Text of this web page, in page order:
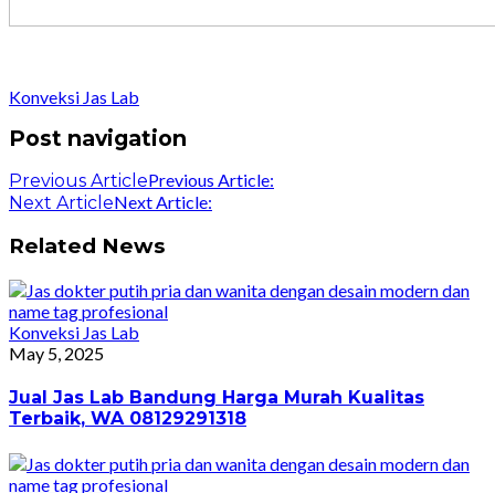
Konveksi Jas Lab
Post navigation
Previous ArticlePrevious Article:
Next ArticleNext Article:
Related News
Konveksi Jas Lab
May 5, 2025
Jual Jas Lab Bandung Harga Murah Kualitas
Terbaik, WA 08129291318